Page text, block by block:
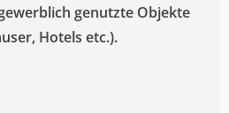
genutzte Objekte
Hotels etc.).